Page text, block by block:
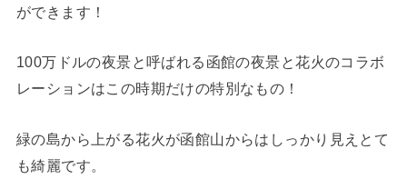
ができます！
100万ドルの夜景と呼ばれる函館の夜景と花火のコラボ
レーションはこの時期だけの特別なもの！
緑の島から上がる花火が函館山からはしっかり見えとて
も綺麗です。